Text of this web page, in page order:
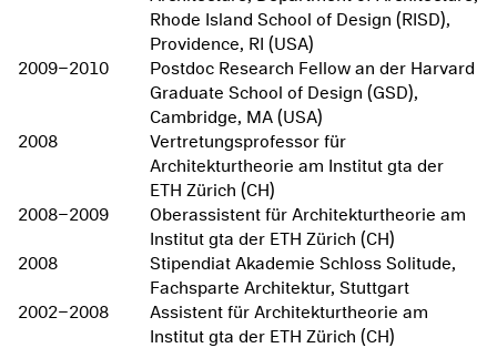
Rhode Island School of Design (RISD),
Providence, RI (USA)
2009–2010
Postdoc Research Fellow an der Harvard
Graduate School of Design (GSD),
Cambridge, MA (USA)
2008
Vertretungsprofessor für
Architekturtheorie am Institut gta der
ETH Zürich (CH)
2008–2009
Oberassistent für Architekturtheorie am
Institut gta der ETH Zürich (CH)
2008
Stipendiat Akademie Schloss Solitude,
Fachsparte Architektur, Stuttgart
2002–2008
Assistent für Architekturtheorie am
Institut gta der ETH Zürich (CH)